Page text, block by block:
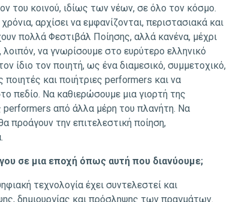
του κοινού, ιδίως των νέων, σε όλο τον κόσμο.
αρχίσει να εμφανίζονται, περιστασιακά και
πολλά Φεστιβάλ Ποίησης, αλλά κανένα, μέχρι
να γνωρίσουμε στο ευρύτερο ελληνικό
ίδιο τον ποιητή, ως ένα διαμεσικό, συμμετοχικό,
και ποιήτριες performers και να
πεδίο. Να καθιερώσουμε μια γιορτή της
performers από άλλα μέρη του πλανήτη. Να
προάγουν την επιτελεστική ποίηση,
σε μια εποχή όπως αυτή που διανύουμε;
τεχνολογία έχει συντελεστεί και
δημιουργίας και πρόσληψης των πραγμάτων.